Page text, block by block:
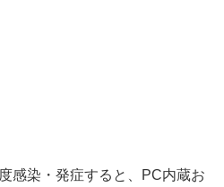
感染・発症すると、PC内蔵お